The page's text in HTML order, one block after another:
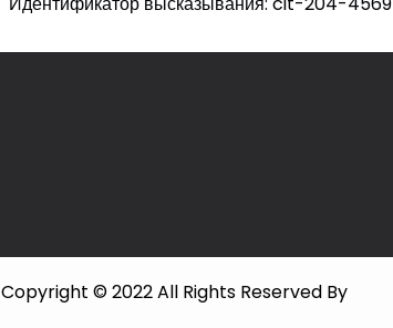
Copyright © 2022 All Rights Reserved By